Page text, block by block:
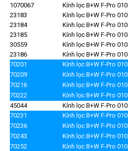
1070067
Kính lọc B+W F-Pro
23183
Kính lọc B+W F-Pro
23184
Kính lọc B+W F-Pro
23185
Kính lọc B+W F-Pro
30559
Kính lọc B+W F-Pro
23186
Kính lọc B+W F-Pro
70201
Kính lọc B+W F-Pro
70209
Kính lọc B+W F-Pro
70216
Kính lọc B+W F-Pro
70222
Kính lọc B+W F-Pro
45044
Kính lọc B+W F-Pro
70231
Kính lọc B+W F-Pro
70236
Kính lọc B+W F-Pro
70243
Kính lọc B+W F-Pro
70252
Kính lọc B+W F-Pro